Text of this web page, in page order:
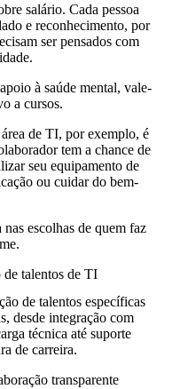
salário. Cada pessoa
e reconhecimento, por
ser pensados com
à saúde mental, vale-
a cursos.
de TI, por exemplo, é
tem a chance de
seu equipamento de
ou cuidar do bem-
escolhas de quem faz
de talentos de TI
de talentos específicas
desde integração com
técnica até suporte
de carreira.
transparente